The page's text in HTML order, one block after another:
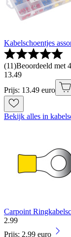
Kabelschoentjes
(11)Beoordeeld met
13.49
Prijs: 13.49 euro
Bekijk alles in
Carpoint
2.99
Prijs: 2.99 euro